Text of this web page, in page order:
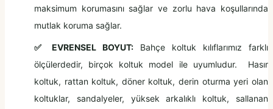
maksimum korumasını sağlar ve zorlu hava koşullarında
mutlak koruma sağlar.
✅ EVRENSEL BOYUT:Bahçe koltuk kılıflarımız farklı
ölçülerdedir, birçok koltuk model ile uyumludur. Hasır
koltuk, rattan koltuk, döner koltuk, derin oturma yeri olan
koltuklar, sandalyeler, yüksek arkalıklı koltuk, sallanan